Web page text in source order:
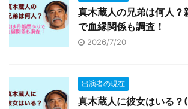
真木蔵人の兄弟は何人？
で血縁関係も調査！
2026/7/20
出演者の現在
真木蔵人に彼女はいる